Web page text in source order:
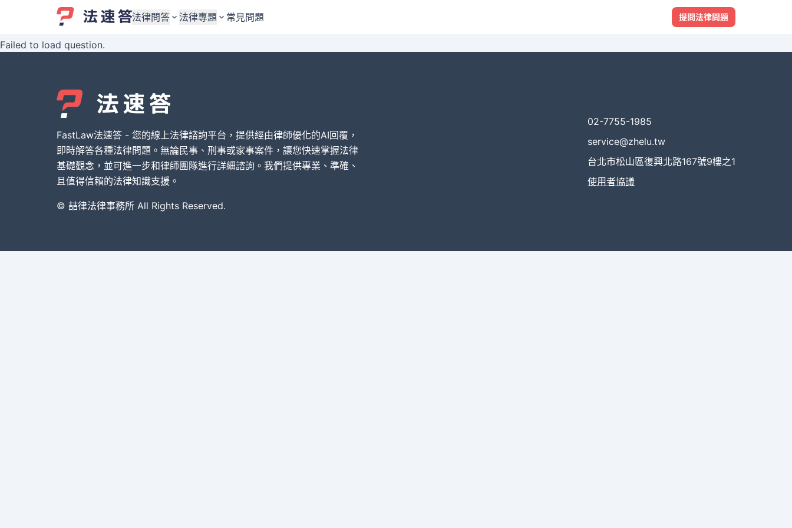
法律問答
婚姻與監護權
債務與債權
刑事犯罪案件
其他案件類型
法律專題
婚姻與監護權
債務與債權
刑事犯罪案件
其他案件類型
常見問題 提問法律問題
Failed to load question.
FastLaw法速答 - 您的線上法律諮詢平台，提供經由律師優化的AI回覆，
即時解答各種法律問題。無論民事、刑事或家事案件，讓您快速掌握法律
基礎觀念，並可進一步和律師團隊進行詳細諮詢。我們提供專業、準確、
且值得信賴的法律知識支援。
© 喆律法律事務所 All Rights Reserved.
02-7755-1985
service@zhelu.tw
台北市松山區復興北路167號9樓之1
使用者協議